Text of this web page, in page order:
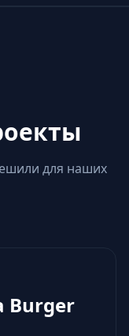
для наших
Burger